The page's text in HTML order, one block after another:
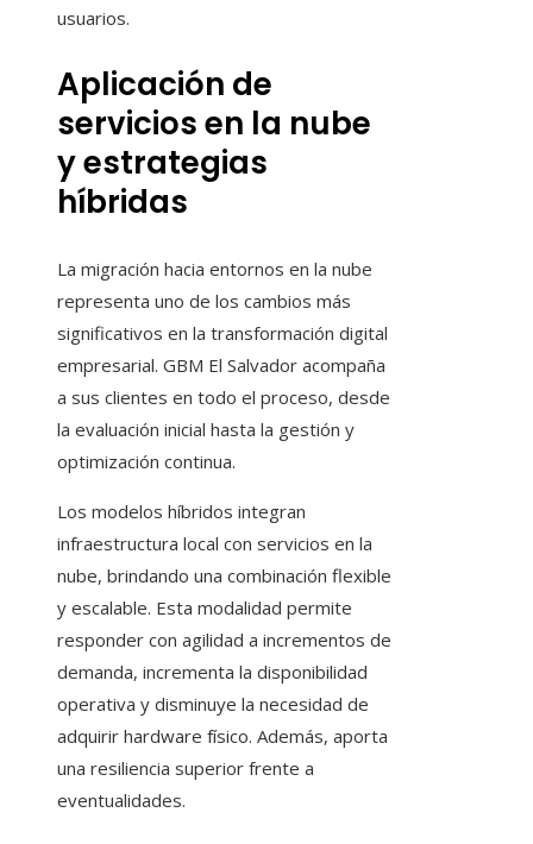
usuarios.
Aplicación de
servicios en la nube
y estrategias
híbridas
La migración hacia entornos en la nube
representa uno de los cambios más
significativos en la transformación digital
empresarial. GBM El Salvador acompaña
a sus clientes en todo el proceso, desde
la evaluación inicial hasta la gestión y
optimización continua.
Los modelos híbridos integran
infraestructura local con servicios en la
nube, brindando una combinación flexible
y escalable. Esta modalidad permite
responder con agilidad a incrementos de
demanda, incrementa la disponibilidad
operativa y disminuye la necesidad de
adquirir hardware físico. Además, aporta
una resiliencia superior frente a
eventualidades.